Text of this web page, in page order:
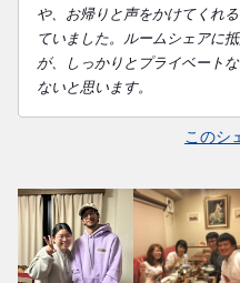
や、お帰りと声をかけてくれ
ていました。ルームシェアに
が、しっかりとプライベート
ないと思います。
このシ